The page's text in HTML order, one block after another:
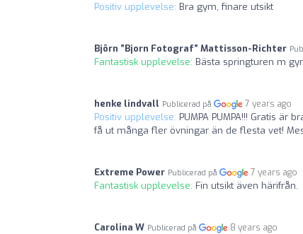
Positiv upplevelse: Bra gym, finare utsikt
Björn ”Bjorn Fotograf” Mattisson-Richter
Fantastisk upplevelse: Bästa springturen m
henke lindvall Publicerad på 7 years ago
Positiv upplevelse: PUMPA PUMPA!!! Gratis
få ut många fler övningar än de flesta vet!
Extreme Power Publicerad på 7 years ago
Fantastisk upplevelse: Fin utsikt även härifrån.
Carolina W Publicerad på 8 years ago